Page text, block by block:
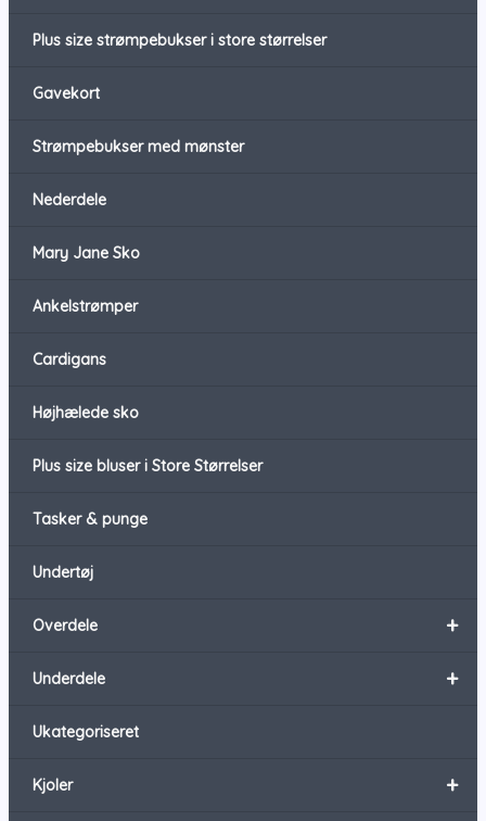
Plus size strømpebukser i store størrelser
Gavekort
Strømpebukser med mønster
Nederdele
Mary Jane Sko
Ankelstrømper
Cardigans
Højhælede sko
Plus size bluser i Store Størrelser
Tasker & punge
Undertøj
+
Overdele
+
Underdele
Ukategoriseret
+
Kjoler